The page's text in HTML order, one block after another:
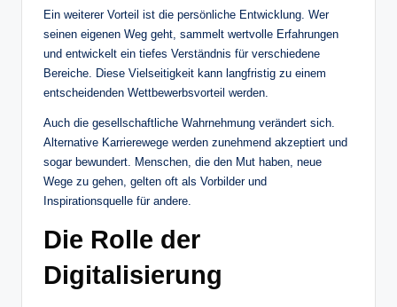
Ein weiterer Vorteil ist die persönliche Entwicklung. Wer
seinen eigenen Weg geht, sammelt wertvolle Erfahrungen
und entwickelt ein tiefes Verständnis für verschiedene
Bereiche. Diese Vielseitigkeit kann langfristig zu einem
entscheidenden Wettbewerbsvorteil werden.
Auch die gesellschaftliche Wahrnehmung verändert sich.
Alternative Karrierewege werden zunehmend akzeptiert und
sogar bewundert. Menschen, die den Mut haben, neue
Wege zu gehen, gelten oft als Vorbilder und
Inspirationsquelle für andere.
Die Rolle der
Digitalisierung